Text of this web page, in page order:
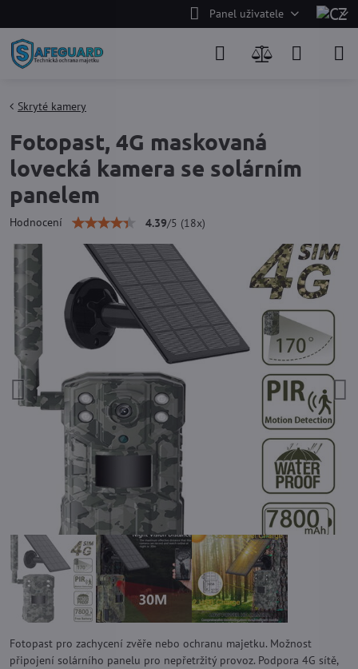
Panel uživatele
Skryté kamery
Fotopast, 4G maskovaná
lovecká kamera se solárním
panelem
Hodnocení 4.39/5 (18x)
Fotopast pro zachycení zvěře nebo ochranu majetku. Možnost
připojení solárního panelu pro nepřetržitý provoz. Podpora 4G sítě,